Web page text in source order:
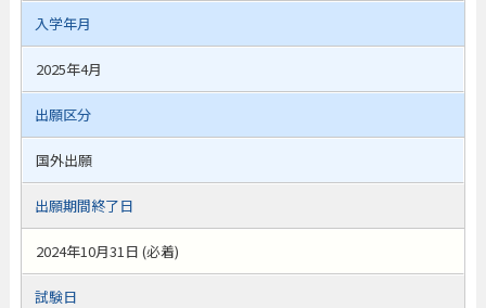
入学年月
2025年4月
出願区分
国外出願
出願期間終了日
2024年10月31日 (必着)
試験日